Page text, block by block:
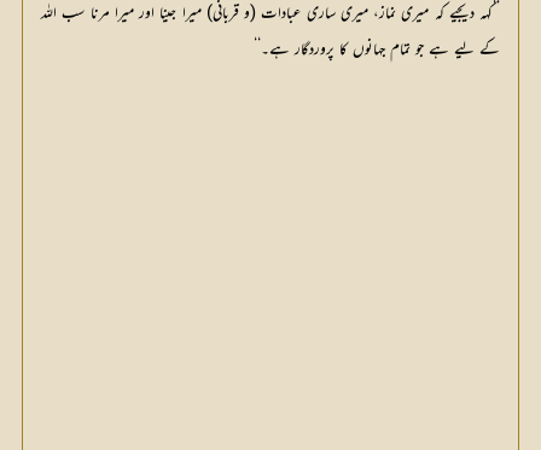
’’کہہ دیجیے کہ میری نماز، میری ساری عبادات (و قربانی) میرا جینا اور میرا مرنا سب اللہ
کے لیے ہے جو تمام جہانوں کا پروردگار ہے۔‘‘